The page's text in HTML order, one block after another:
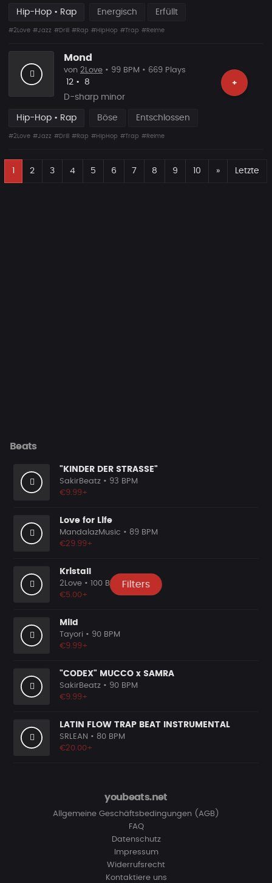
Filters
Hip-Hop • Rap Energisch Erfüllt
#2Love #Jazz #Drill #Rap #HipHop #Trap #Reime
Mond
+
von 2Love • 99 BPM • 669 Plays
Likes
12 • Vorgeschlagen
8
D-sharp minor
Hip-Hop • Rap Böse Entschlossen
#2Love #Jazz #Drill #Rap #HipHop #Trap #Reime
2 3 4 5 6 7 8 9 10 »Nächste
Letzte
Beats
"KINDER DER STRASSE"
SakirBeatz • 93 BPM
€9.99+
Love for Life
MandalazMusic • 89 BPM
€29.99+
Kristall
2Love • 100 BPM
€5.00+
Mild
Tayori • 90 BPM
€9.99+
"CODEX" MUCCO x SAMRA
SakirBeatz • 90 BPM
€9.99+
LATIN FLOW TRAP BEAT INSTRUMENTAL
SRLEAN • 80 BPM
€20.00+
youbeats.net
Allgemeine Geschäftsbedingungen (AGB)
FAQ
Datenschutz
Impressum
Widerrufsrecht
Kontaktiere uns